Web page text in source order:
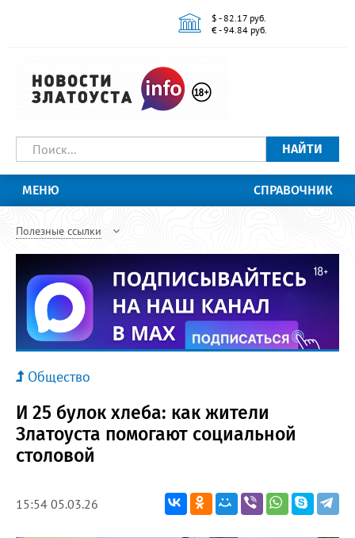
$ - 82.17 руб.
€ - 94.84 руб.
НАЙТИ
МЕНЮ СПРАВОЧНИК
Полезные ссылки
Общество
И 25 булок хлеба: как жители
Златоуста помогают социальной
столовой
15:54 05.03.26